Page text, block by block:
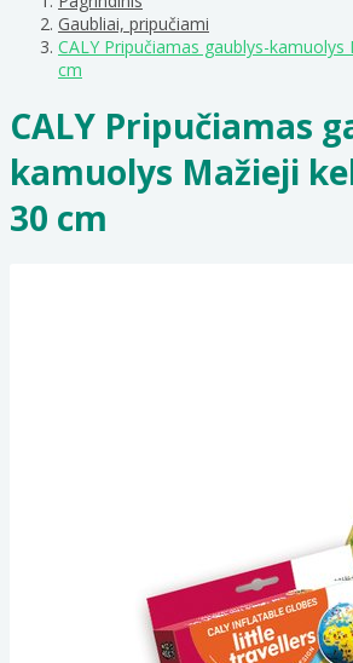
Gaubliai, pripučiami
CALY Pripučiamas gaublys-
cm
CALY Pripučiamas
kamuolys Mažieji
30 cm